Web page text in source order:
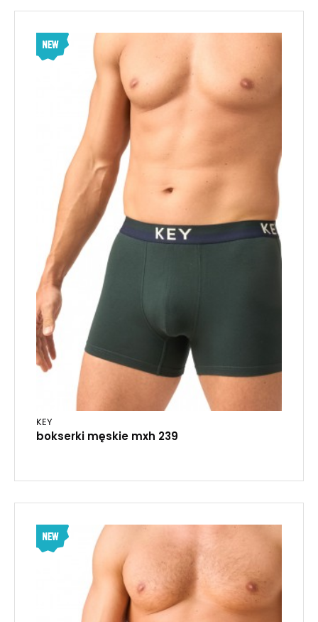
KEY
bokserki męskie mxh 239